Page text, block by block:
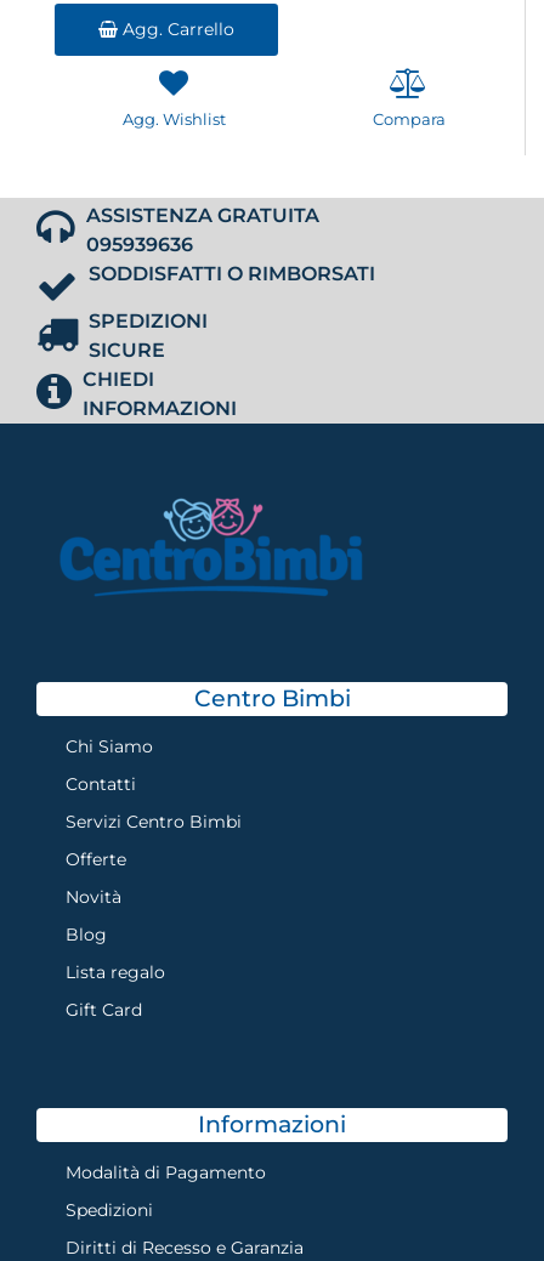
Agg. Carrello
Agg. Wishlist Compara
ASSISTENZA GRATUITA
095939636
SODDISFATTI O RIMBORSATI
SPEDIZIONI
SICURE
CHIEDI
INFORMAZIONI
Centro Bimbi
Chi Siamo
Contatti
Servizi Centro Bimbi
Offerte
Novità
Blog
Lista regalo
Gift Card
Informazioni
Modalità di Pagamento
Spedizioni
Diritti di Recesso e Garanzia